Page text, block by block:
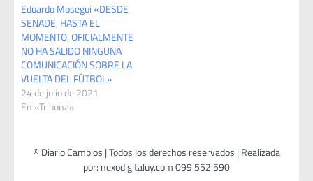
Eduardo Mosegui «DESDE
SENADE, HASTA EL
MOMENTO, OFICIALMENTE
NO HA SALIDO NINGUNA
COMUNICACIÓN SOBRE LA
VUELTA DEL FÚTBOL»
24 de julio de 2021
En «Tribuna»